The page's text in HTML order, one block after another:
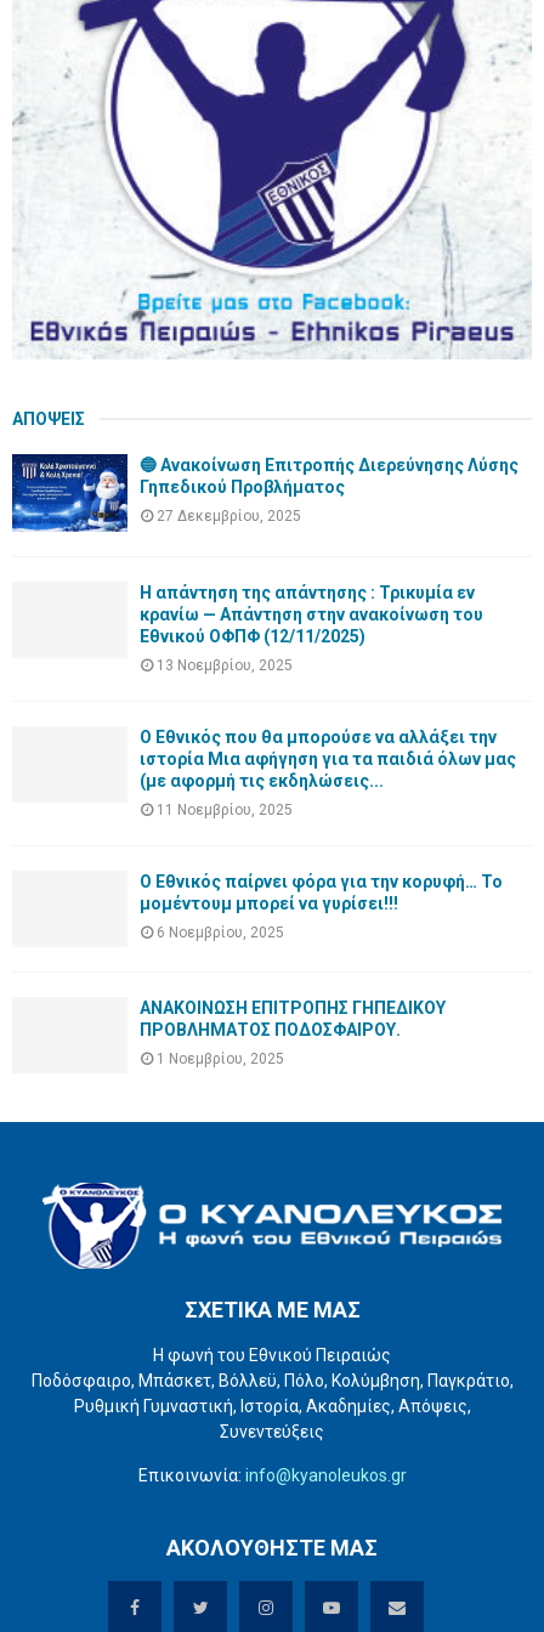
r
R
H
ΑΠΟΨΕΙΣ
🔵 Ανακοίνωση Επιτροπής Διερεύνησης Λύσης
Γηπεδικού Προβλήματος
27 Δεκεμβρίου, 2025
Η απάντηση της απάντησης : Τρικυμία εν
κρανίω — Απάντηση στην ανακοίνωση του
Εθνικού ΟΦΠΦ (12/11/2025)
13 Νοεμβρίου, 2025
Ο Εθνικός που θα μπορούσε να αλλάξει την
ιστορία Μια αφήγηση για τα παιδιά όλων μας
(με αφορμή τις εκδηλώσεις...
11 Νοεμβρίου, 2025
Ο Εθνικός παίρνει φόρα για την κορυφή… Το
μομέντουμ μπορεί να γυρίσει!!!
6 Νοεμβρίου, 2025
ΑΝΑΚΟΙΝΩΣΗ ΕΠΙΤΡΟΠΗΣ ΓΗΠΕΔΙΚΟΥ
ΠΡΟΒΛΗΜΑΤΟΣ ΠΟΔΟΣΦΑΙΡΟΥ.
1 Νοεμβρίου, 2025
ΣΧΕΤΙΚΑ ΜΕ ΜΑΣ
Η φωνή του Εθνικού Πειραιώς
Ποδόσφαιρο, Μπάσκετ, Βόλλεϋ, Πόλο, Κολύμβηση, Παγκράτιο,
Ρυθμική Γυμναστική, Ιστορία, Ακαδημίες, Απόψεις,
Συνεντεύξεις
Επικοινωνία: info@kyanoleukos.gr
ΑΚΟΛΟΥΘΗΣΤΕ ΜΑΣ